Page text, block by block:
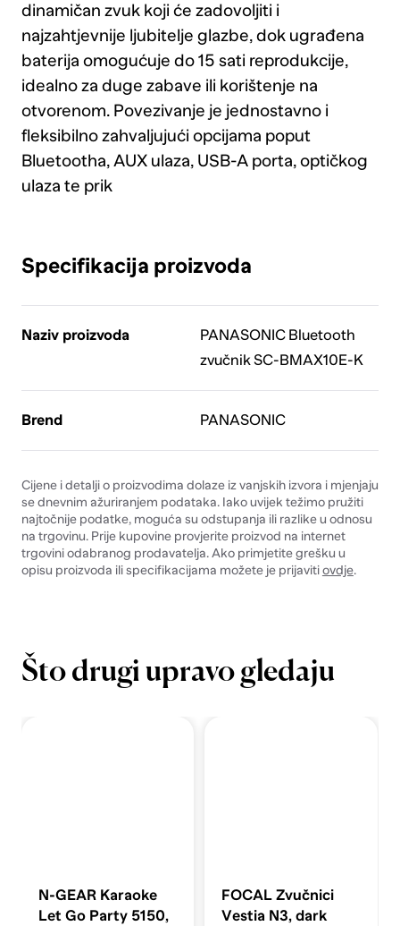
dinamičan zvuk koji će zadovoljiti i
najzahtjevnije ljubitelje glazbe, dok ugrađena
baterija omogućuje do 15 sati reprodukcije,
idealno za duge zabave ili korištenje na
otvorenom. Povezivanje je jednostavno i
fleksibilno zahvaljujući opcijama poput
Bluetootha, AUX ulaza, USB-A porta, optičkog
ulaza te prik
Specifikacija proizvoda
Naziv proizvoda
PANASONIC Bluetooth
zvučnik SC-BMAX10E-K
Brend PANASONIC
Cijene i detalji o proizvodima dolaze iz vanjskih izvora i mjenjaju
se dnevnim ažuriranjem podataka. Iako uvijek težimo pružiti
najtočnije podatke, moguća su odstupanja ili razlike u odnosu
na trgovinu. Prije kupovine provjerite proizvod na internet
trgovini odabranog prodavatelja. Ako primjetite grešku u
opisu proizvoda ili specifikacijama možete je prijavitiovdje.
Što drugi upravo gledaju
N-GEAR Karaoke
Let Go Party 5150,
FOCAL Zvučnici
Vestia N3, dark